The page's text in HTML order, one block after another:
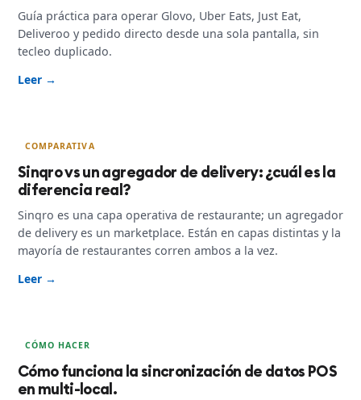
Guía práctica para operar Glovo, Uber Eats, Just Eat,
Deliveroo y pedido directo desde una sola pantalla, sin
tecleo duplicado.
Leer →
COMPARATIVA
Sinqro vs un agregador de delivery: ¿cuál es la
diferencia real?
Sinqro es una capa operativa de restaurante; un agregador
de delivery es un marketplace. Están en capas distintas y la
mayoría de restaurantes corren ambos a la vez.
Leer →
CÓMO HACER
Cómo funciona la sincronización de datos POS
en multi-local.